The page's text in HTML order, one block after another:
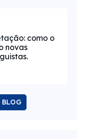
como o
novas
BLOG